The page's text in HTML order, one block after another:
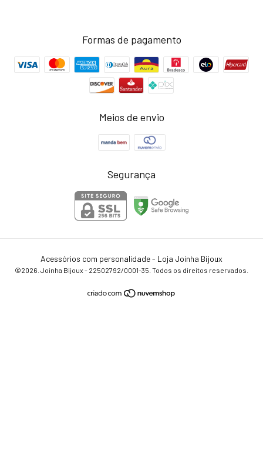
Formas de pagamento
Meios de envio
Segurança
Acessórios com personalidade - Loja Joinha Bijoux
©2026. Joinha Bijoux - 22502792/0001-35. Todos os direitos reservados.